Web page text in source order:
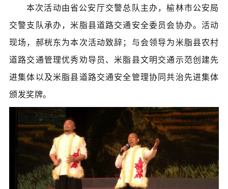
本次活动由省公安厅交警总队主办，榆林市公安局
交警支队承办，米脂县道路交通安全委员会协办。活动
现场，郝桄东为本次活动致辞；与会领导为米脂县农村
道路交通管理优秀劝导员、米脂县文明交通示范创建先
进集体以及米脂县道路交通安全管理协同共治先进集体
颁发奖牌。